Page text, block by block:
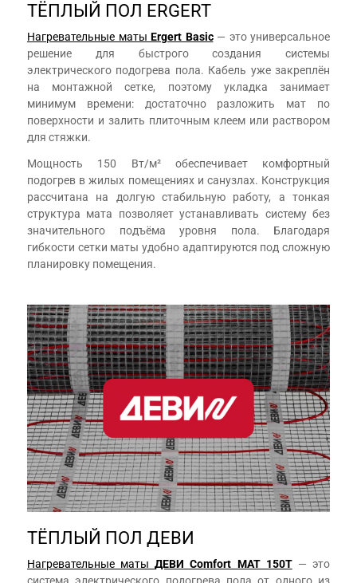
ТЁПЛЫЙ ПОЛ ERGERT
Нагревательные маты Ergert Basic— это универсальное
решение для быстрого создания системы
электрического подогрева пола. Кабель уже закреплён
на монтажной сетке, поэтому укладка занимает
минимум времени: достаточно разложить мат по
поверхности и залить плиточным клеем или раствором
для стяжки.
Мощность 150 Вт/м² обеспечивает комфортный
подогрев в жилых помещениях и санузлах. Конструкция
рассчитана на долгую стабильную работу, а тонкая
структура мата позволяет устанавливать систему без
значительного подъёма уровня пола. Благодаря
гибкости сетки маты удобно адаптируются под сложную
планировку помещения.
ТЁПЛЫЙ ПОЛ ДЕВИ
Нагревательные матыДЕВИ Comfort МАТ 150T — это